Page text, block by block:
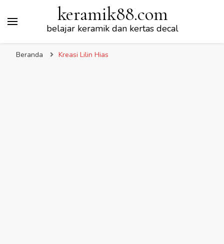
keramik88.com
belajar keramik dan kertas decal
Beranda Kreasi Lilin Hias